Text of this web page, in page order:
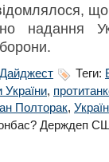
надання
Дайджест Теги:
України,
Полторак,
Держдеп